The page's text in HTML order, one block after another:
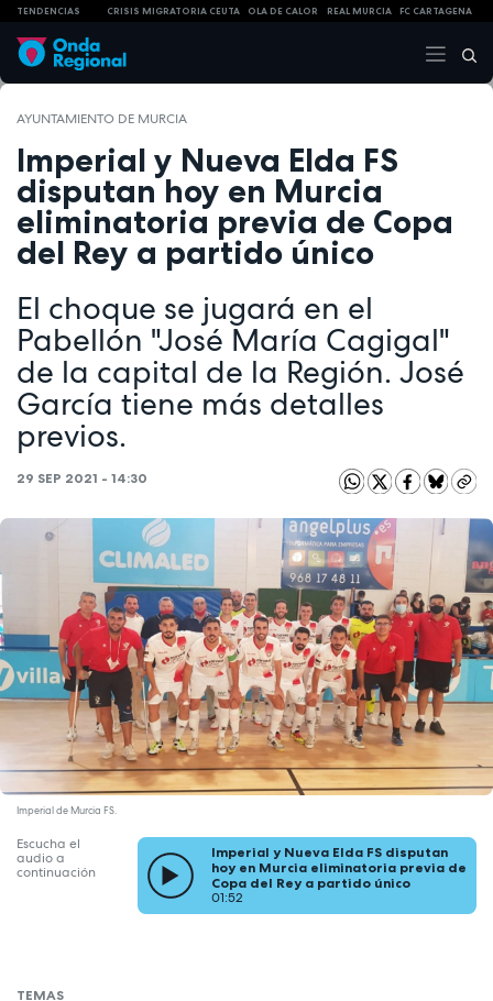
TENDENCIAS CRISIS MIGRATORIA CEUTA OLA DE CALOR REAL MURCIA FC CARTAGENA
AYUNTAMIENTO DE MURCIA
Imperial y Nueva Elda FS
disputan hoy en Murcia
eliminatoria previa de Copa
del Rey a partido único
El choque se jugará en el
Pabellón "José María Cagigal"
de la capital de la Región. José
García tiene más detalles
previos.
29 SEP 2021 - 14:30
Imperial de Murcia FS.
Escucha el
audio a
continuación
Imperial y Nueva Elda FS disputan
hoy en Murcia eliminatoria previa de
Copa del Rey a partido único
01:52
TEMAS